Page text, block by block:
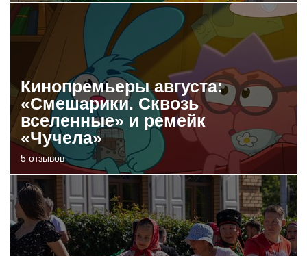
Кинопремьеры августа:
«Смешарики. Сквозь
вселенные» и ремейк
«Чучела»
5 отзывов